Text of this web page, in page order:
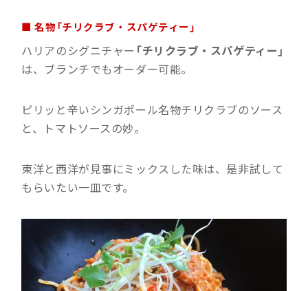
■ 名物「チリクラブ・スパゲティー」
ハリアのシグニチャー 「チリクラブ・スパゲティー」
は、ブランチでもオーダー可能。
ピリッと辛いシンガポール名物チリクラブのソース
と、トマトソースの妙。
東洋と西洋が見事にミックスした味は、是非試して
もらいたい一皿です。